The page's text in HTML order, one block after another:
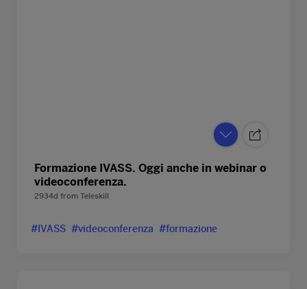
Formazione IVASS. Oggi anche in webinar o
videoconferenza.
2934d from Teleskill
#IVASS #videoconferenza #formazione